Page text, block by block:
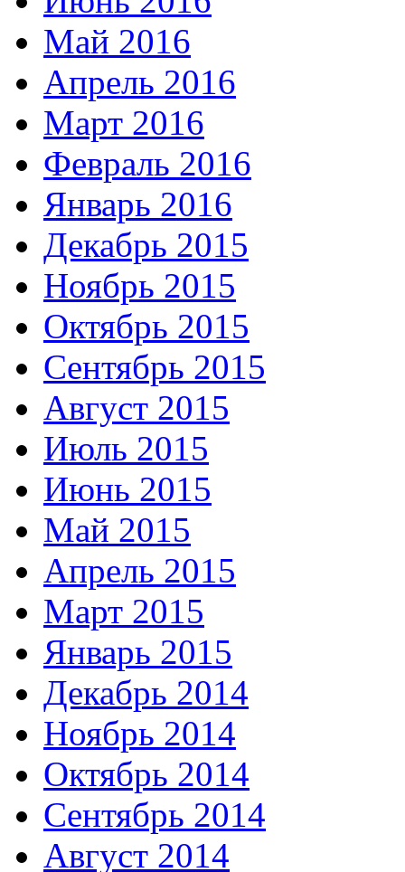
Май 2016
Апрель 2016
Март 2016
Февраль 2016
Январь 2016
Декабрь 2015
Ноябрь 2015
Октябрь 2015
Сентябрь 2015
Август 2015
Июль 2015
Июнь 2015
Май 2015
Апрель 2015
Март 2015
Январь 2015
Декабрь 2014
Ноябрь 2014
Октябрь 2014
Сентябрь 2014
Август 2014